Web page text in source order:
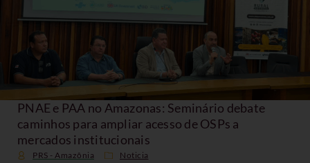
PNAE e PAA no Amazonas: Seminário debate
caminhos para ampliar acesso de OSPs a
mercados institucionais
PRS - Amazônia Noticia